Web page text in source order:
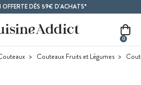
OFFERTE DÈS 59€ D'ACHATS*
0
Couteaux Fruits et Légumes